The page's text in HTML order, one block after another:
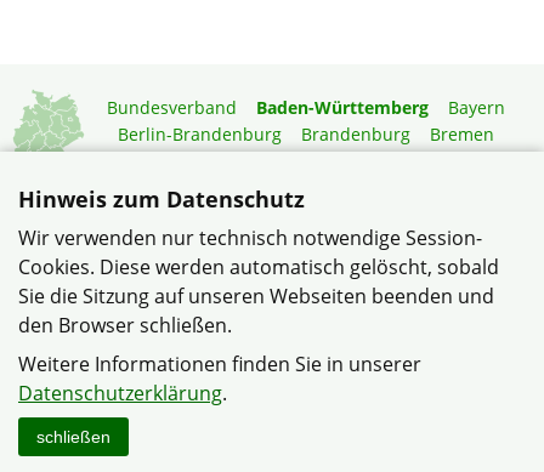
Bundesverband Baden-Württemberg
Bayern
Berlin-Brandenburg
Brandenburg
Bremen
Niedersachsen
Rheinland-Pfalz
Saarland
Sachsen-Anhalt
Schleswig-Holstein
Thüringen
Mitgliedermagazin
Gartenberatung
© Bezirksverband Neckar-Odenwald im Verband
Wohneigentum Baden-Württemberg e.V.
Datenschutzerklärung
Hinweis zum Datenschutz
Wir verwenden nur technisch notwendige Session-
Cookies. Diese werden automatisch gelöscht, sobald
Sie die Sitzung auf unseren Webseiten beenden und
den Browser schließen.
Weitere Informationen finden Sie in unserer
Datenschutzerklärung.
schließen